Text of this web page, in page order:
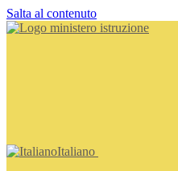
Salta al contenuto
Italiano